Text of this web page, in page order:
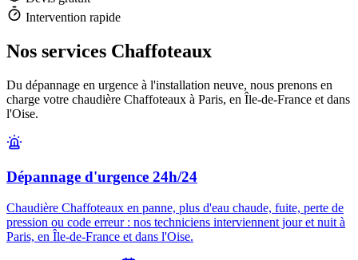
Intervention rapide
Nos services Chaffoteaux
Du dépannage en urgence à l'installation neuve, nous prenons en
charge votre chaudière Chaffoteaux à Paris, en Île-de-France et dans
l'Oise.
Dépannage d'urgence 24h/24
Chaudière Chaffoteaux en panne, plus d'eau chaude, fuite, perte de
pression ou code erreur : nos techniciens interviennent jour et nuit à
Paris, en Île-de-France et dans l'Oise.